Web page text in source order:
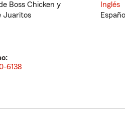
Boss Chicken y
Juaritos
Inglés
Español
6138